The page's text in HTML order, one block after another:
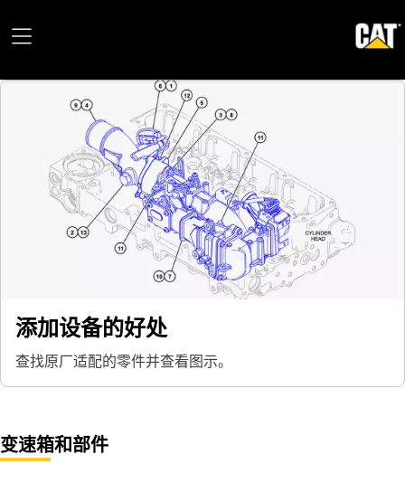
添加设备的好处
查找原厂适配的零件并查看图示。
变速箱和部件